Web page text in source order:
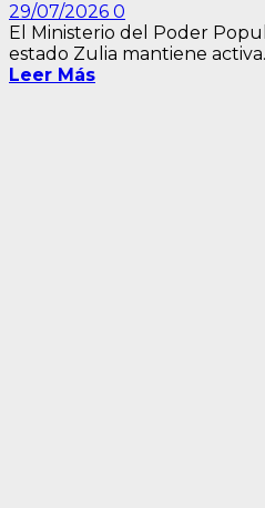
29/07/2026 0
El Ministerio del Poder
estado Zulia mantiene
Leer Más